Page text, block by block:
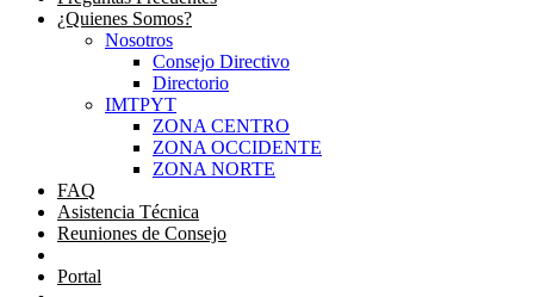
¿Quienes Somos?
Nosotros
Consejo Directivo
Directorio
IMTPYT
ZONA CENTRO
ZONA OCCIDENTE
ZONA NORTE
FAQ
Asistencia Técnica
Reuniones de Consejo
Portal